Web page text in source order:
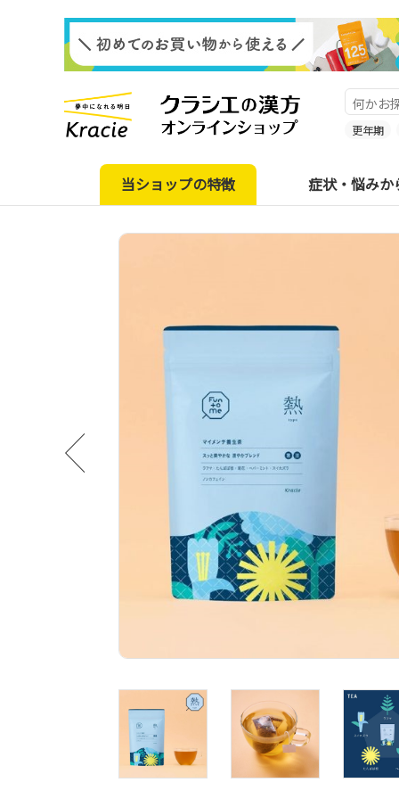
更年期
当ショップの特徴 症状・悩みか